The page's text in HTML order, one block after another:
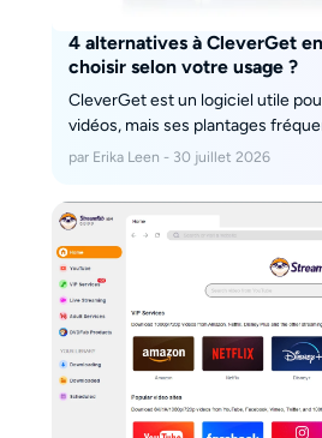
4 alternatives à CleverGet
choisir selon votre usage ?
CleverGet est un logiciel utile
vidéos, mais ses plantages
pousser à chercher une
par Erika Leen - 30 juillet 2026